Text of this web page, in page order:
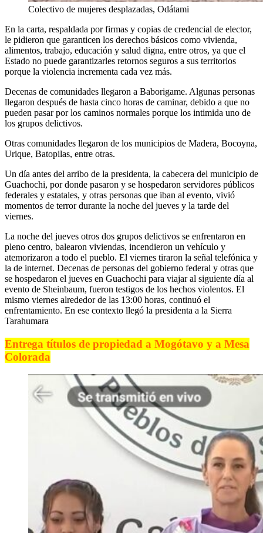
Colectivo de mujeres desplazadas, Odátami
En la carta, respaldada por firmas y copias de credencial de elector,
le pidieron que garanticen los derechos básicos como vivienda,
alimentos, trabajo, educación y salud digna, entre otros, ya que el
Estado no puede garantizarles retornos seguros a sus territorios
porque la violencia incrementa cada vez más.
Decenas de comunidades llegaron a Baborigame. Algunas personas
llegaron después de hasta cinco horas de caminar, debido a que no
pueden pasar por los caminos normales porque los intimida uno de
los grupos delictivos.
Otras comunidades llegaron de los municipios de Madera, Bocoyna,
Urique, Batopilas, entre otras.
Un día antes del arribo de la presidenta, la cabecera del municipio de
Guachochi, por donde pasaron y se hospedaron servidores públicos
federales y estatales, y otras personas que iban al evento, vivió
momentos de terror durante la noche del jueves y la tarde del
viernes.
La noche del jueves otros dos grupos delictivos se enfrentaron en
pleno centro, balearon viviendas, incendieron un vehículo y
atemorizaron a todo el pueblo. El viernes tiraron la señal telefónica y
la de internet. Decenas de personas del gobierno federal y otras que
se hospedaron el jueves en Guachochi para viajar al siguiente día al
evento de Sheinbaum, fueron testigos de los hechos violentos. El
mismo viernes alrededor de las 13:00 horas, continuó el
enfrentamiento. En ese contexto llegó la presidenta a la Sierra
Tarahumara
Entrega títulos de propiedad a Mogótavo y a Mesa
Colorada